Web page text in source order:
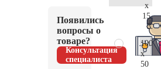
Появились
вопросы о
товаре?
Консультация
специалиста
x
15
100
x
50